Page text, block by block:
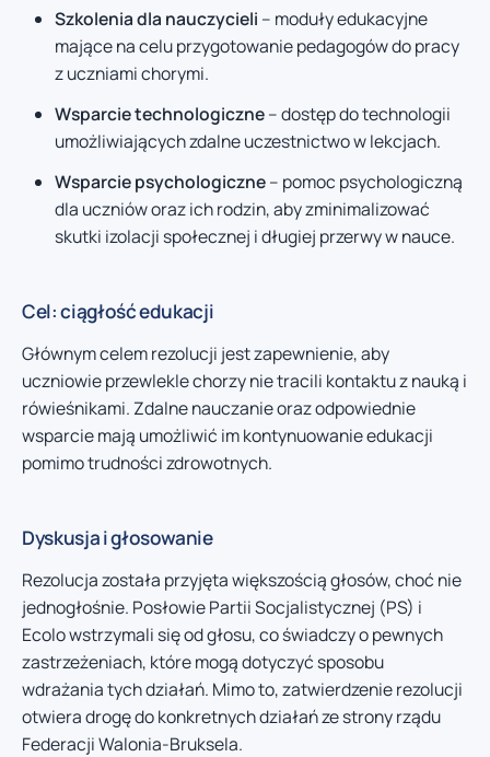
Szkolenia dla nauczycieli – moduły edukacyjne
mające na celu przygotowanie pedagogów do pracy
z uczniami chorymi.
Wsparcie technologiczne– dostęp do technologii
umożliwiających zdalne uczestnictwo w lekcjach.
Wsparcie psychologiczne– pomoc psychologiczną
dla uczniów oraz ich rodzin, aby zminimalizować
skutki izolacji społecznej i długiej przerwy w nauce.
Cel: ciągłość edukacji
Głównym celem rezolucji jest zapewnienie, aby
uczniowie przewlekle chorzy nie tracili kontaktu z nauką i
rówieśnikami. Zdalne nauczanie oraz odpowiednie
wsparcie mają umożliwić im kontynuowanie edukacji
pomimo trudności zdrowotnych.
Dyskusja i głosowanie
Rezolucja została przyjęta większością głosów, choć nie
jednogłośnie. Posłowie Partii Socjalistycznej (PS) i
Ecolo wstrzymali się od głosu, co świadczy o pewnych
zastrzeżeniach, które mogą dotyczyć sposobu
wdrażania tych działań. Mimo to, zatwierdzenie rezolucji
otwiera drogę do konkretnych działań ze strony rządu
Federacji Walonia-Bruksela.